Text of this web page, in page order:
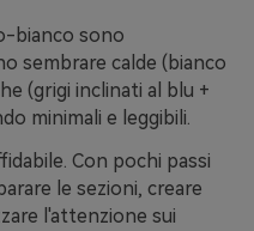
bianco sono
sembrare calde (bianco
(grigi inclinati al blu +
minimali e leggibili.
Con pochi passi
le sezioni, creare
l'attenzione sui